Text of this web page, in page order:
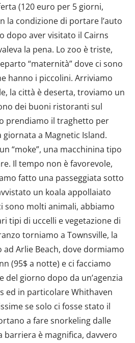
(120 euro per 5 giorni,
la condizione di portare l’auto
dopo aver visitato il Cairns
la pena. Lo zoo è triste,
“maternità” dove ci sono
hanno i piccolini. Arriviamo
la città è deserta, troviamo un
dei buoni ristoranti sul
prendiamo il traghetto per
a Magnetic Island.
“moke”, una macchinina tipo
Il tempo non è favorevole,
fatto una passeggiata sotto
un koala appollaiato
sono molti animali, abbiamo
tipi di uccelli e vegetazione di
torniamo a Townsville, la
Arlie Beach, dove dormiamo
(95$ a notte) e ci facciamo
del giorno dopo da un’agenzia
ed in particolare Whithaven
se solo ci fosse stato il
a fare snorkeling dalle
barriera è magnifica, davvero